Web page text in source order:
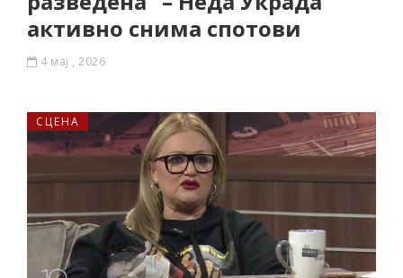
активно снима спотови
4 мај , 2026
СЦЕНА